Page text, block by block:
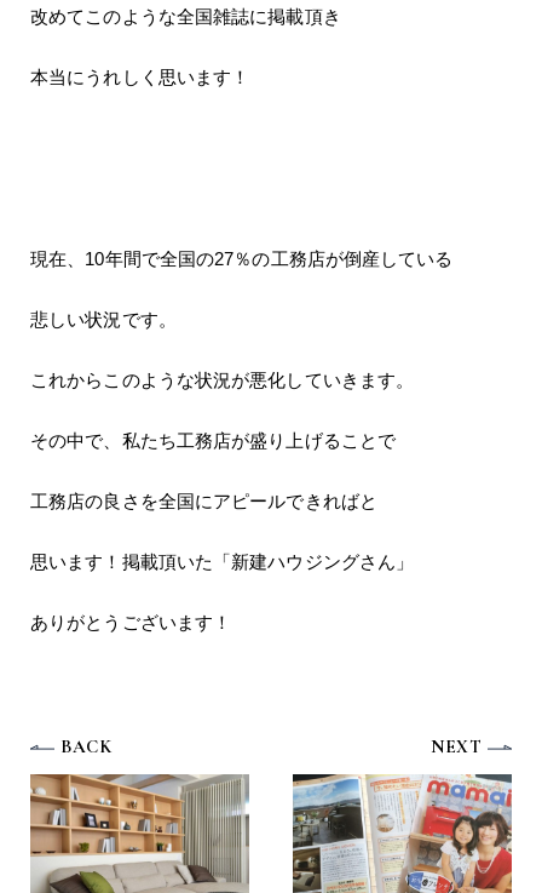
改めてこのような全国雑誌に掲載頂き
本当にうれしく思います！
現在、10年間で全国の27％の工務店が倒産している
悲しい状況です。
これからこのような状況が悪化していきます。
その中で、私たち工務店が盛り上げることで
工務店の良さを全国にアピールできればと
思います！掲載頂いた「新建ハウジングさん」
ありがとうございます！
BACK NEXT